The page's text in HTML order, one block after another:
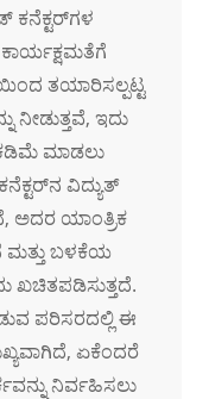
ಕನೆಕ್ಟರ್‌ಗಳ
ತಯಾರಿಸಲ್ಪಟ್ಟ
ನೀಡುತ್ತವೆ, ಇದು
ಕಡಿಮೆ ಮಾಡಲು
ವಿದ್ಯುತ್
ಅದರ ಯಾಂತ್ರಿಕ
ಮತ್ತು ಬಳಕೆಯ
ಖಚಿತಪಡಿಸುತ್ತದೆ.
ಪರಿಸರದಲ್ಲಿ ಈ
ಏಕೆಂದರೆ
ನಿರ್ವಹಿಸಲು